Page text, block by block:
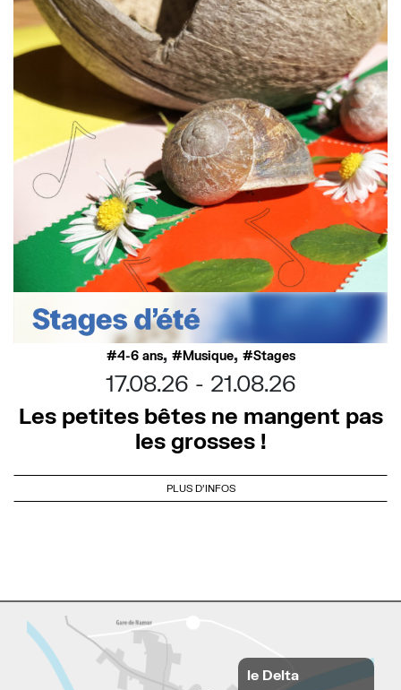
4-6 ans, Musique, Stages
17.08.26
21.08.26
Les petites bêtes ne mangent pas
les grosses !
PLUS D'INFOS
le Delta